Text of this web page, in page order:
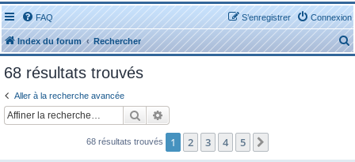
FAQ Connexion
S’enregistrer
Index du forum Rechercher
e
68 résultats trouvés
Aller à la recherche avancée
Rechercher
68 résultats trouvés 1 2 3 4 5